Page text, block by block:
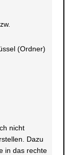
(Ordner)
nicht
Dazu
in das rechte